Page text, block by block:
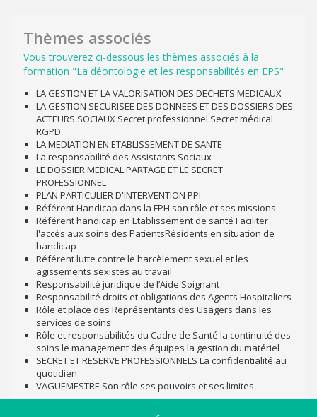
Thèmes associés
Vous trouverez ci-dessous les thèmes associés à la
formation "La déontologie et les responsabilités en EPS"
LA GESTION ET LA VALORISATION DES DECHETS MEDICAUX
LA GESTION SECURISEE DES DONNEES ET DES DOSSIERS DES
ACTEURS SOCIAUX Secret professionnel Secret médical
RGPD
LA MEDIATION EN ETABLISSEMENT DE SANTE
La responsabilité des Assistants Sociaux
LE DOSSIER MEDICAL PARTAGE ET LE SECRET
PROFESSIONNEL
PLAN PARTICULIER D'INTERVENTION PPI
Référent Handicap dans la FPH son rôle et ses missions
Référent handicap en Etablissement de santé Faciliter
l'accès aux soins des PatientsRésidents en situation de
handicap
Référent lutte contre le harcèlement sexuel et les
agissements sexistes au travail
Responsabilité juridique de l’Aide Soignant
Responsabilité droits et obligations des Agents Hospitaliers
Rôle et place des Représentants des Usagers dans les
services de soins
Rôle et responsabilités du Cadre de Santé la continuité des
soins le management des équipes la gestion du matériel
SECRET ET RESERVE PROFESSIONNELS La confidentialité au
quotidien
VAGUEMESTRE Son rôle ses pouvoirs et ses limites